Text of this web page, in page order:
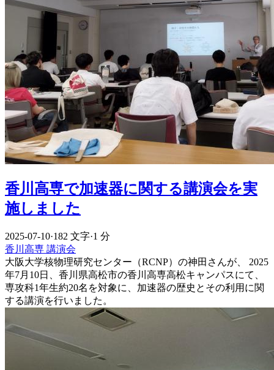
香川高専で加速器に関する講演会を実
施しました
2025-07-10·182 文字·1 分
香川高専 講演会
大阪大学核物理研究センター（RCNP）の神田さんが、 2025
年7月10日、香川県高松市の香川高専高松キャンパスにて、
専攻科1年生約20名を対象に、加速器の歴史とその利用に関
する講演を行いました。